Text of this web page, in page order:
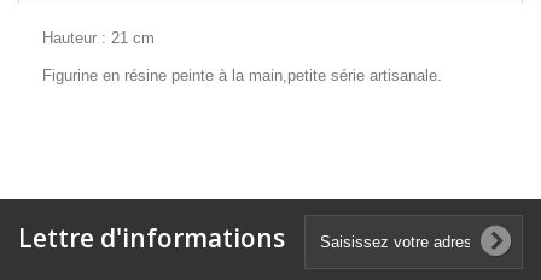
Hauteur : 21 cm
Figurine en résine peinte à la main,petite série artisanale.
Lettre d'informations